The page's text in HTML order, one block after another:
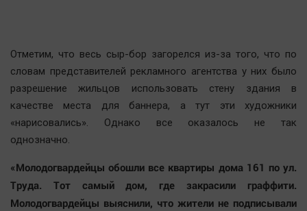
Отметим, что весь сыр-бор загорелся из-за того, что по
словам представителей рекламного агентства у них было
разрешение жильцов использовать стену здания в
качестве места для баннера, а тут эти художники
«нарисовались». Однако все оказалось не так
однозначно.
«Молодогвардейцы обошли все квартиры дома 161 по ул.
Труда. Тот самый дом, где закрасили граффити.
Молодогвардейцы выяснили, что жители не подписывали